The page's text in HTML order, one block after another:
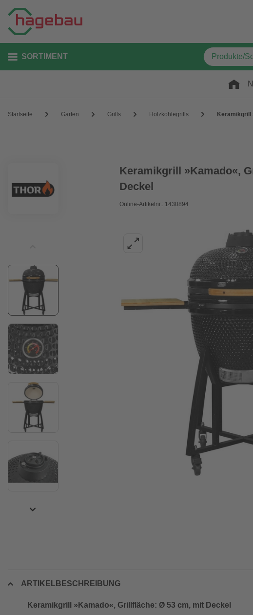
SORTIMENT
Startseite Garten Grills Holzkohlegrills Keramikgrill
Keramikgrill »Kamado«,
Deckel
Online-Artikelnr.: 1430894
ARTIKELBESCHREIBUNG
Keramikgrill »Kamado«, Grillfläche: Ø 53 cm, mit Deckel